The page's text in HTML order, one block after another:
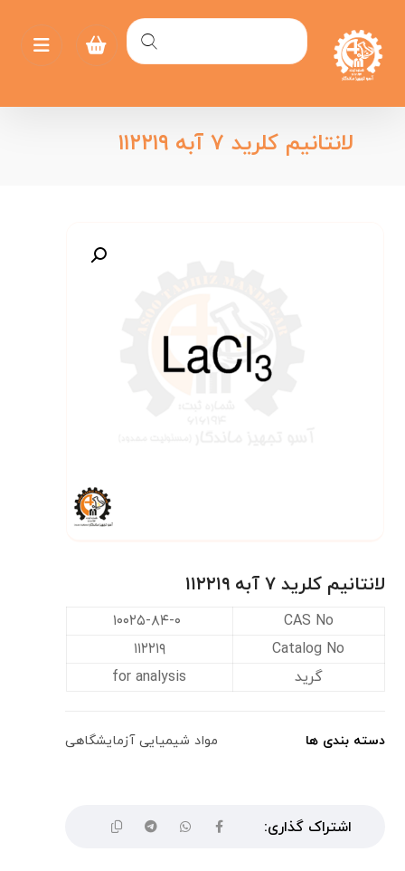
لانتانیم کلرید ۷ آبه ۱۱۲۲۱۹
لانتانیم کلرید ۷ آبه ۱۱۲۲۱۹
CAS No
Catalog No
۱۱۲۲۱۹
گرید
for analysis
دسته بندی ها مواد شیمیایی آزمایشگاهی